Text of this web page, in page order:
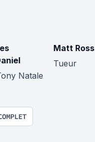
Natale
Matt Ross
Tueur